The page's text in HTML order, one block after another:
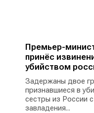
Премьер-
принёс
убийством
Задержаны двое
признавшиеся в
сестры из России
завладения...